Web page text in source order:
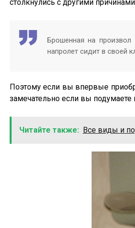
столкнулись с другими
Брошенная на произвол
напролет сидит в своей
Поэтому если вы впервые
замечательно если вы подумаете
Читайте также: Все виды и